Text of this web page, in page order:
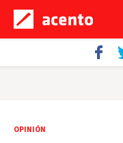
OPINIÓN